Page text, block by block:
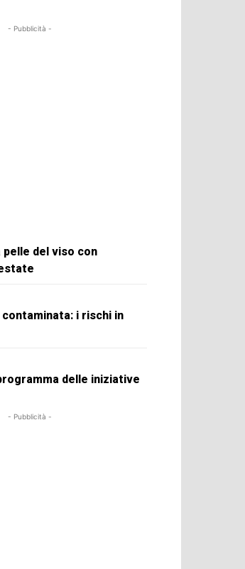
- Pubblicità -
del viso con
i rischi in
delle iniziative
- Pubblicità -